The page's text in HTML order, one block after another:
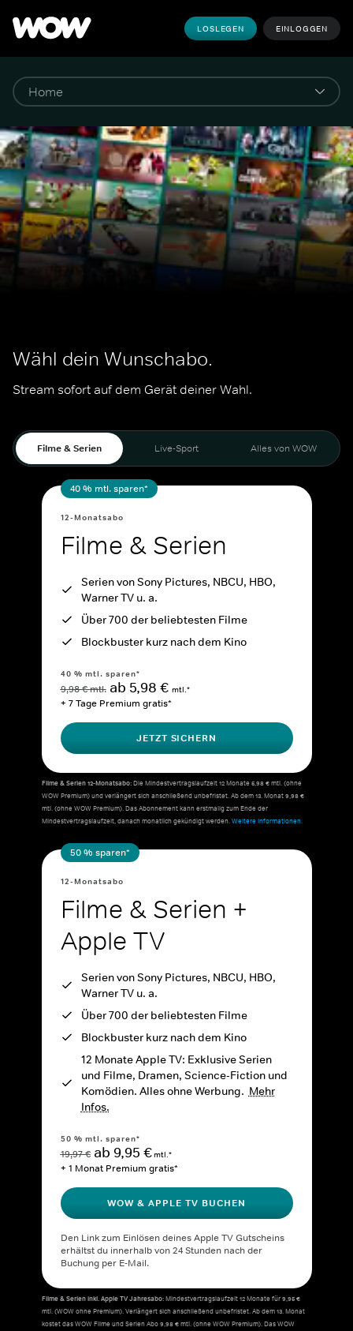
LOSLEGEN EINLOGGEN
Wähl dein Wunschabo.
Stream sofort auf dem Gerät deiner Wahl.
Filme & Serien Live-Sport Alles von WOW
40 % mtl. sparen*
12-Monatsabo
Filme & Serien
Serien von Sony Pictures, NBCU, HBO,
Warner TV u. a.
Über 700 der beliebtesten Filme
Blockbuster kurz nach dem Kino
40 % mtl. sparen*
9,98 € mtl. ab 5,98 € mtl.*
+ 7 Tage Premium gratis*
JETZT SICHERN
Filme & Serien 12-Monatsabo:Die Mindestvertragslaufzeit 12 Monate 5,98 € mtl. (ohne
WOW Premium) und verlängert sich anschließend unbefristet. Ab dem 13. Monat 9,98 €
mtl. (ohne WOW Premium). Das Abonnement kann erstmalig zum Ende der
Mindestvertragslaufzeit, danach monatlich gekündigt werden.Weitere Informationen.
50 % sparen*
12-Monatsabo
Filme & Serien +
Apple TV
Serien von Sony Pictures, NBCU, HBO,
Warner TV u. a.
Über 700 der beliebtesten Filme
Blockbuster kurz nach dem Kino
12 Monate Apple TV: Exklusive Serien
und Filme, Dramen, Science-Fiction und
Komödien. Alles ohne Werbung. Mehr
Infos.
50 % mtl. sparen*
19,97 € ab 9,95 €mtl.*
+ 1 Monat Premium gratis*
WOW & APPLE TV BUCHEN
Den Link zum Einlösen deines Apple TV Gutscheins
erhältst du innerhalb von 24 Stunden nach der
Buchung per E-Mail.
Filme & Serien inkl. Apple TV Jahresabo:Mindestvertragslaufzeit 12 Monate für 9,95 €
mtl. (WOW ohne Premium). Verlängert sich anschließend unbefristet. Ab dem 13. Monat
kostet das WOW Filme und Serien Abo 9,98 € mtl. (ohne WOW Premium). Das WOW